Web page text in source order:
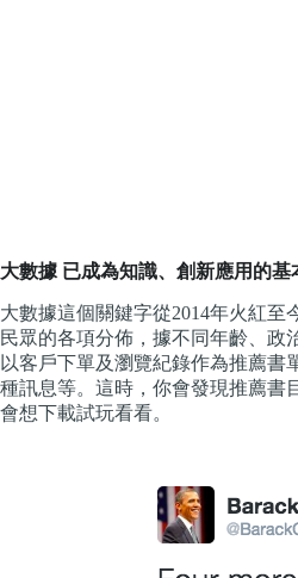
大數據 已成為知識、創新應用的基
大數據這個關鍵字從2014年火紅
民眾的各項分佈，據不同年齡、政
以客戶下單及瀏覽紀錄作為推薦書
種訊息等。這時，你會發現推薦書
會想下載試玩看看。